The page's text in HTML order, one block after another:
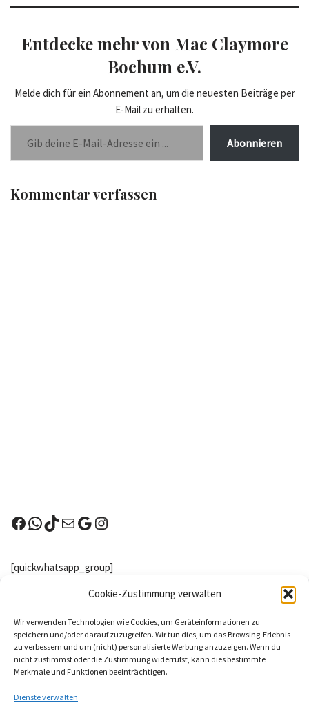
Cookie-Zustimmung verwalten
Wir verwenden Technologien wie Cookies, um Geräteinformationen zu
speichern und/oder darauf zuzugreifen. Wir tun dies, um das Browsing-Erlebnis
zu verbessern und um (nicht) personalisierte Werbung anzuzeigen. Wenn du
nicht zustimmst oder die Zustimmung widerrufst, kann dies bestimmte
Merkmale und Funktionen beeinträchtigen.
Dienste verwalten
Entdecke mehr von Mac Claymore
Bochum e.V.
Melde dich für ein Abonnement an, um die neuesten Beiträge per
E-Mail zu erhalten.
Abonnieren
Kommentar verfassen
[quickwhatsapp_group]
Nachster Wettkampf
Kreuzau (NRW) - Highlands Games Kreuzau
2026
8 Aug. 26
Kreuzau